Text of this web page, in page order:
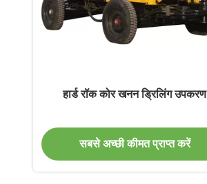
हार्ड रॉक कोर खनन ड्रिलिंग उपकरण
सबसे अच्छी कीमत प्राप्त करें